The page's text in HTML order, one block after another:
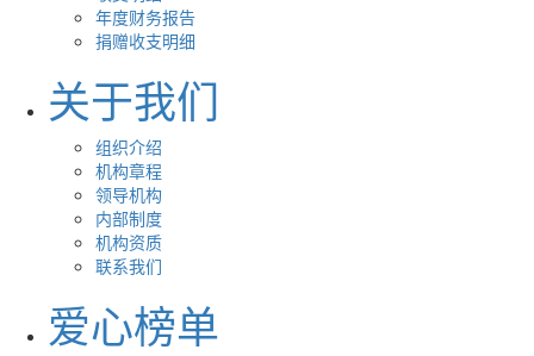
年度财务报告
捐赠收支明细
关于我们
组织介绍
机构章程
领导机构
内部制度
机构资质
联系我们
爱心榜单